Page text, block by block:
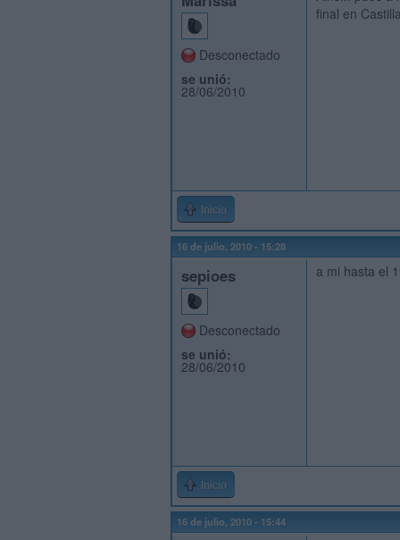
Desconectado
se unió:
28/06/2010
final en
Inicio
16 de julio, 2010 - 15:28
sepioes
Desconectado
se unió:
28/06/2010
a mi hasta el
Inicio
16 de julio, 2010 - 15:44